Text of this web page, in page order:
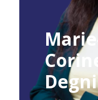
Marie-
Corine
Degni